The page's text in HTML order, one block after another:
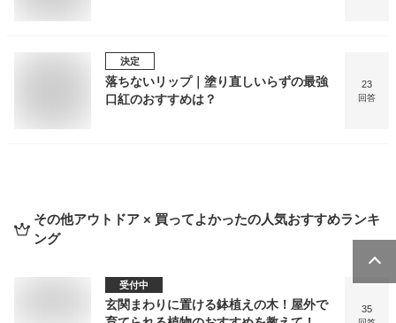
決定
落ちないリップ｜塗り直しいらずの最強
口紅のおすすめは？
23
回答
その他アウトドア × 買ってよかったの人気おすすめランキ
ング
受付中
玄関まわりに置ける鉢植えの木！屋外で
35